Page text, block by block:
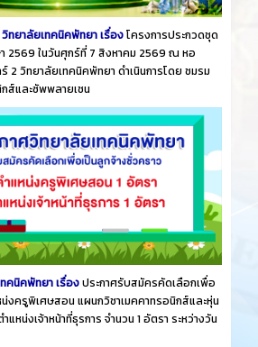
ทยาลัยเทคนิคพัทยา เรื่องโครงการประกวดชุด
2569 ในวันศุกร์ที่ 7 สิงหาคม 2569 ณ หอ
2 วิทยาลัยเทคนิคพัทยา ดำเนินการโดย ชมรม
ส์และซัพพลายเชน
คนิคพัทยา เรื่องประกาศรับสมัครคัดเลือกเพื่อ
งครูพิเศษสอน แผนกวิชาเมคคาทรอนิกส์และหุ่น
แหน่งเจ้าหน้าที่ธุรการ จำนวน 1 อัตรา ระหว่างวัน